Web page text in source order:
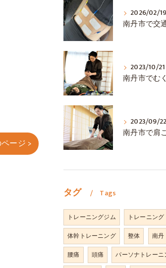
ージ >
2026/02/19
2023/10/21
2023/09/22
タグ Tags
トレーニングジム
トレーニング
体幹トレーニング
整体 南丹
腰痛
頭痛
パーソナトレーニ